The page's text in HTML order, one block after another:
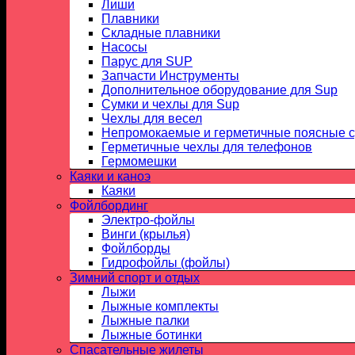
Лиши
Плавники
Складные плавники
Насосы
Парус для SUP
Запчасти Инструменты
Дополнительное оборудование для Sup
Сумки и чехлы для Sup
Чехлы для весел
Непромокаемые и герметичные поясные
Герметичные чехлы для телефонов
Гермомешки
Каяки и каноэ
Каяки
Фойлбординг
Электро-фойлы
Винги (крылья)
Фойлборды
Гидрофойлы (фойлы)
Зимний спорт и отдых
Лыжи
Лыжные комплекты
Лыжные палки
Лыжные ботинки
Спасательные жилеты